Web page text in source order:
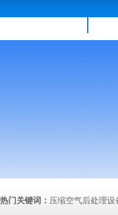
热门关键词： 压缩空气后处理